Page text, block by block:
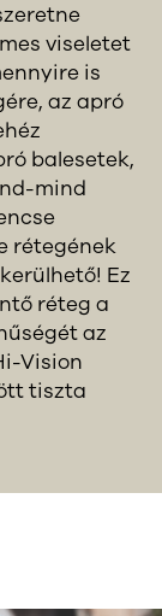
viseletet
is
az apró
balesetek,
mind
rétegének
Ez
réteg a
az
Vision
tiszta